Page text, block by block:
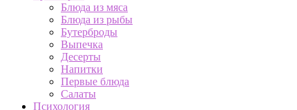
Блюда из мяса
Блюда из рыбы
Бутерброды
Выпечка
Десерты
Напитки
Первые блюда
Салаты
Психология